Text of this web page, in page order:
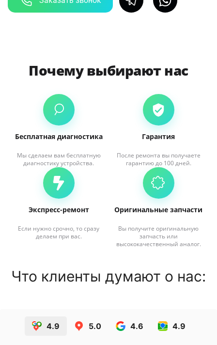
Почему выбирают нас
Бесплатная диагностика
Мы сделаем вам бесплатную
диагностику устройства.
Гарантия
После ремонта вы получаете
гарантию до 100 дней.
Экспресс-ремонт
Если нужно срочно, то сразу
делаем при вас.
Оригинальные запчасти
Вы получите оригинальную
запчасть или
высококачественный аналог.
Что клиенты думают о нас:
4.9 5.0 4.6 4.9